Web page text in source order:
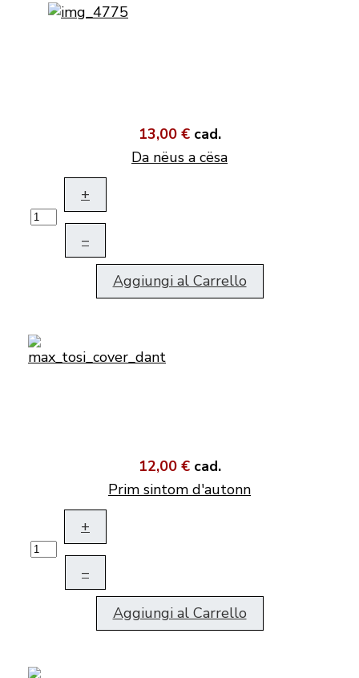
13,00 € cad.
Da nëus a cësa
+
–
Aggiungi al Carrello
12,00 € cad.
Prim sintom d'autonn
+
–
Aggiungi al Carrello